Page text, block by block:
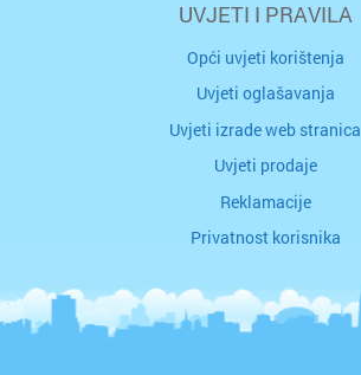
UVJETI I PRAVILA
Opći uvjeti korištenja
Uvjeti oglašavanja
Uvjeti izrade web stranica
Uvjeti prodaje
Reklamacije
Privatnost korisnika